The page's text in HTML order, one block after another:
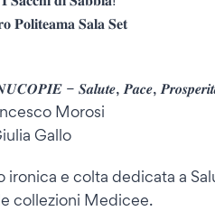
𝐏𝐨𝐥𝐢𝐭𝐞𝐚𝐦𝐚 𝐒𝐚𝐥𝐚 𝐒𝐞𝐭
– 𝑺𝒂𝒍𝒖𝒕𝒆, 𝑷𝒂𝒄𝒆,
Morosi
Gallo
e colta dedicata a
collezioni Medicee.